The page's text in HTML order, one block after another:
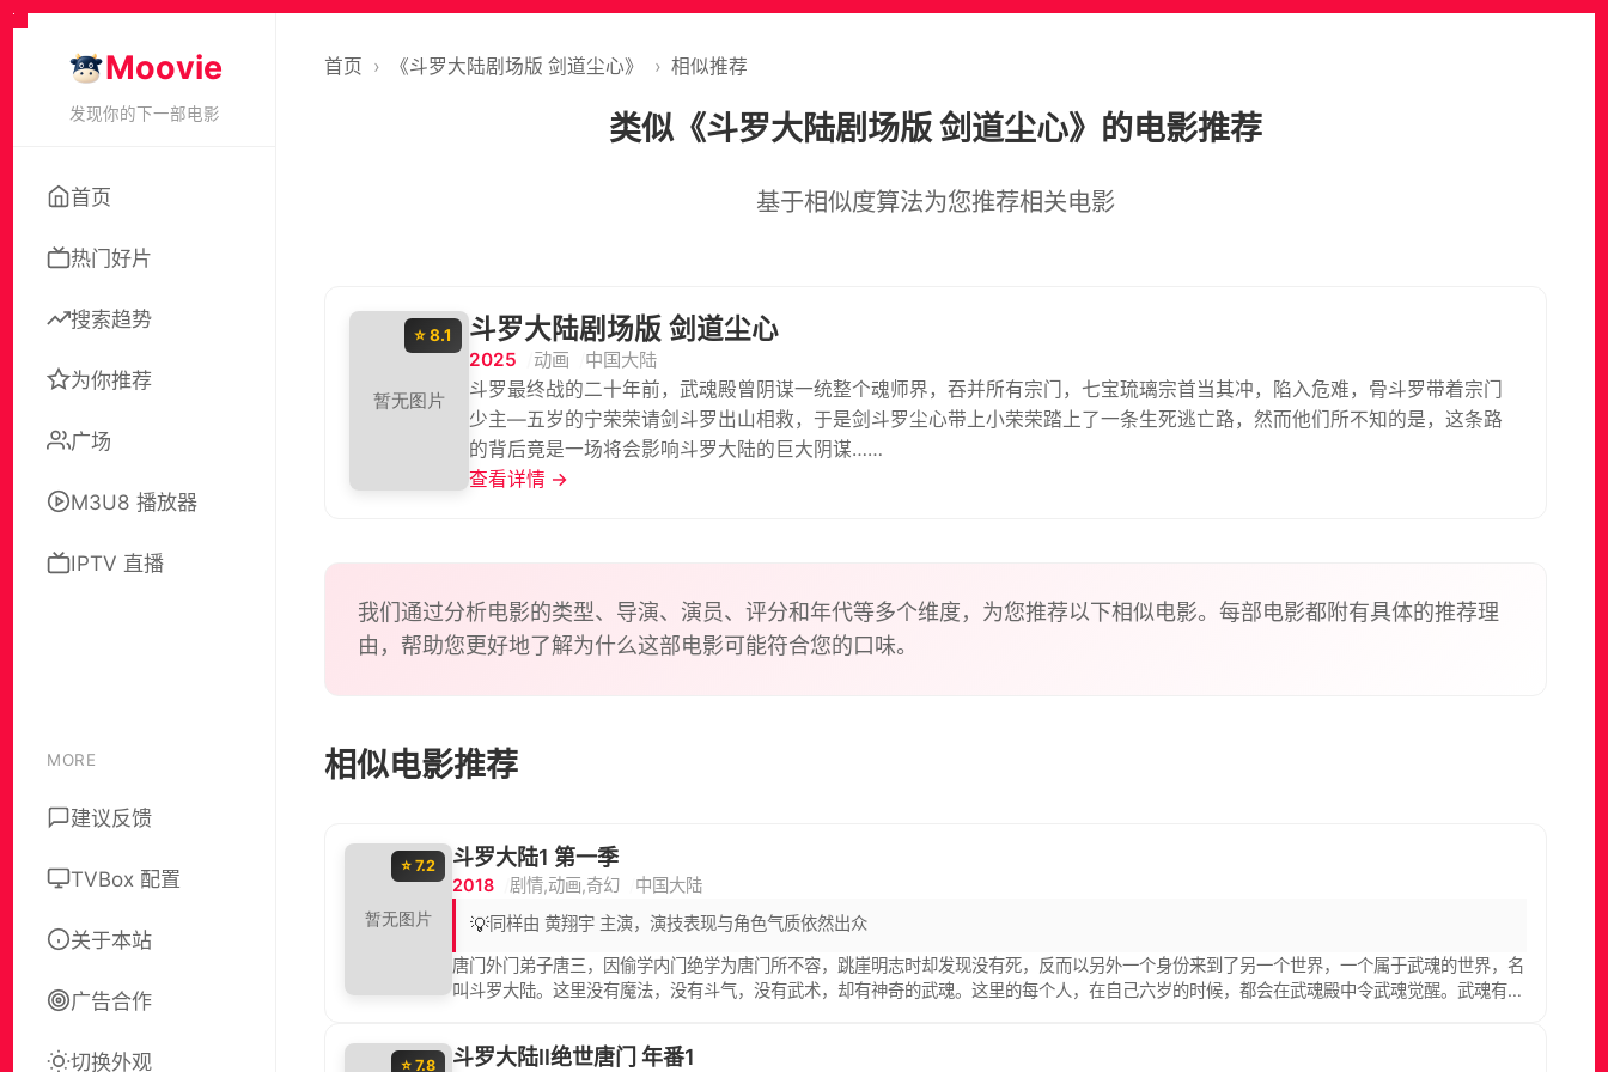
Moovie
发现你的下一部电影
首页
热门好片
搜索趋势
为你推荐
广场
M3U8 播放器
IPTV 直播
MORE
建议反馈
TVBox 配置
关于本站
广告合作
切换外观
首页 › 《斗罗大陆剧场版 剑道尘心》 › 相似推荐
类似《斗罗大陆剧场版 剑道尘心》的电影推荐
基于相似度算法为您推荐相关电影
⭐ 8.1 斗罗大陆剧场版 剑道尘心
2025 动画
中国大陆
斗罗最终战的二十年前，武魂殿曾阴谋一统整个魂师界，吞并所有宗门，七宝琉璃宗首当其冲，陷入危难，骨斗罗带着宗门
少主—五岁的宁荣荣请剑斗罗出山相救，于是剑斗罗尘心带上小荣荣踏上了一条生死逃亡路，然而他们所不知的是，这条路
的背后竟是一场将会影响斗罗大陆的巨大阴谋……
查看详情 →
我们通过分析电影的类型、导演、演员、评分和年代等多个维度，为您推荐以下相似电影。每部电影都附有具体的推荐理
由，帮助您更好地了解为什么这部电影可能符合您的口味。
相似电影推荐
⭐ 7.2 斗罗大陆1 第一季
2018 剧情,动画,奇幻 中国大陆
💡同样由 黄翔宇 主演，演技表现与角色气质依然出众
唐门外门弟子唐三，因偷学内门绝学为唐门所不容，跳崖明志时却发现没有死，反而以另外一个身份来到了另一个世界，一个属于武魂的世界，名
叫斗罗大陆。这里没有魔法，没有斗气，没有武术，却有神奇的武魂。这里的每个人，在自己六岁的时候，都会在武魂殿中令武魂觉醒。武魂有动
也是最荣耀的职业“魂师”。 小小的唐三在圣魂村开始了他的魂师修炼之路，并萌生了振兴唐门的梦想。当唐门暗器来到斗罗大陆，当唐三武魂觉
醒，他能否在这片武魂的世界再铸唐门的辉煌？
⭐ 7.8 斗罗大陆Ⅱ绝世唐门 年番1